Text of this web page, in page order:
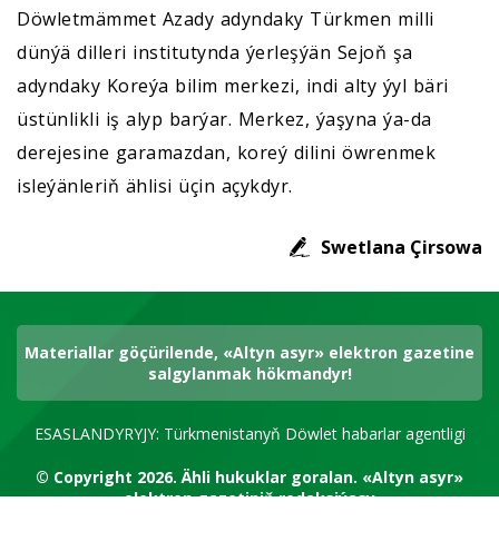
Döwletmämmet Azady adyndaky Türkmen milli
dünýä dilleri institutynda ýerleşýän Sejoň şa
adyndaky Koreýa bilim merkezi, indi alty ýyl bäri
üstünlikli iş alyp barýar. Merkez, ýaşyna ýa-da
derejesine garamazdan, koreý dilini öwrenmek
isleýänleriň ählisi üçin açykdyr.
Swetlana Çirsowa
Materiallar göçürilende, «Altyn asyr» elektron gazetine
salgylanmak hökmandyr!
ESASLANDYRYJY: Türkmenistanyň Döwlet habarlar agentligi
© Copyright 2026.Ähli hukuklar goralan. «Altyn asyr»
elektron gazetiniň redaksiýasy